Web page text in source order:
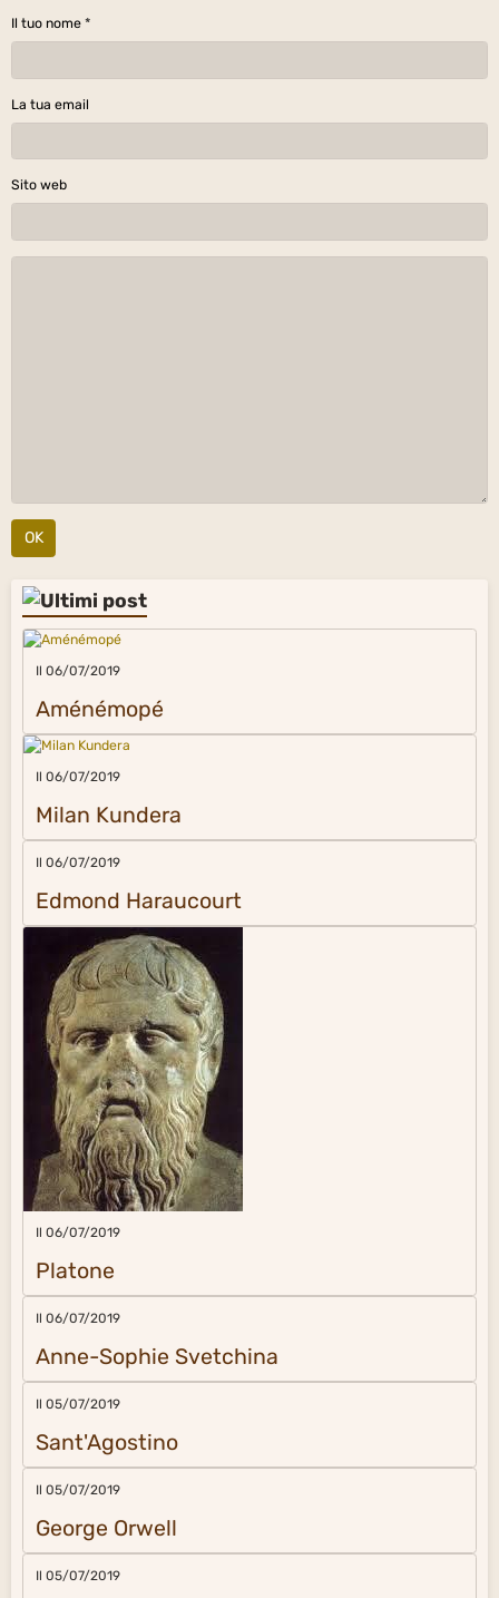
Il tuo nome
La tua email
Sito web
OK
Il 06/07/2019
Aménémopé
Il 06/07/2019
Milan Kundera
Il 06/07/2019
Edmond Haraucourt
Il 06/07/2019
Platone
Il 06/07/2019
Anne-Sophie Svetchina
Il 05/07/2019
Sant'Agostino
Il 05/07/2019
George Orwell
Il 05/07/2019